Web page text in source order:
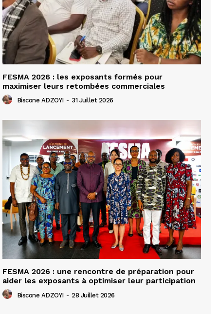
FESMA 2026 : les exposants formés pour
maximiser leurs retombées commerciales
Biscone ADZOYI - 31 Juillet 2026
FESMA 2026 : une rencontre de préparation pour
aider les exposants à optimiser leur participation
Biscone ADZOYI - 28 Juillet 2026